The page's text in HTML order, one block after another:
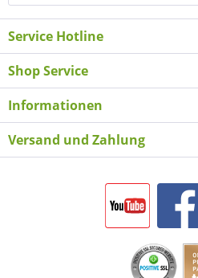
Service Hotline
Shop Service
Informationen
Versand und Zahlung